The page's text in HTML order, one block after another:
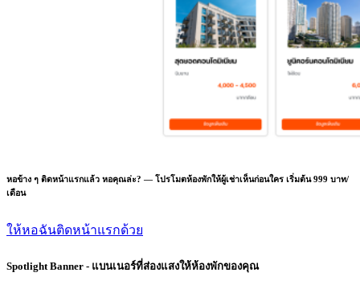
หอข้าง ๆ ติดหน้าแรกแล้ว หอคุณล่ะ? — โปรโมตห้องพักให้ผู้เช่าเห็นก่อนใคร เริ่มต้น 999 บาท/
เดือน
ให้หอฉันติดหน้าแรกด้วย
Spotlight Banner - แบนเนอร์ที่ส่องแสงให้ห้องพักของคุณ